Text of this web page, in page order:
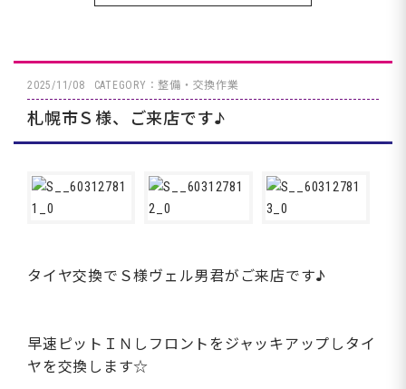
2025/11/08 CATEGORY：整備・交換作業
札幌市Ｓ様、ご来店です♪
タイヤ交換でＳ様ヴェル男君がご来店です♪
早速ピットＩＮしフロントをジャッキアップしタイ
ヤを交換します☆